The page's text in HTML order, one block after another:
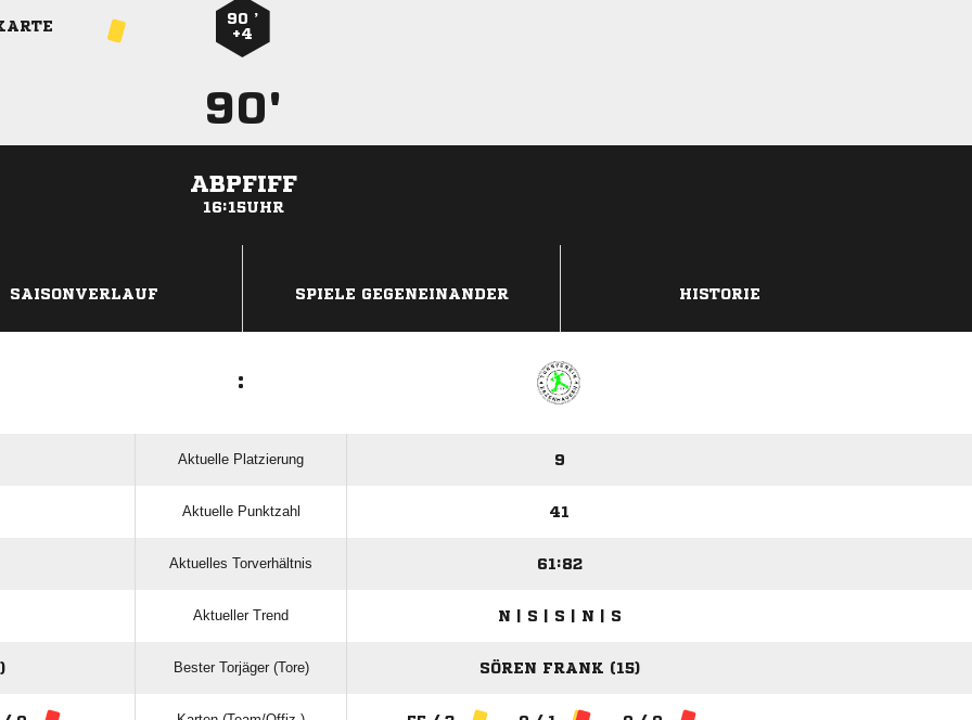
90 ’
+4
90'
ABPFIFF
16:15UHR
SAISONVERLAUF SPIELE GEGENEINANDER HISTORIE
:
Aktuelle Platzierung 9
Aktuelle Punktzahl 41
Aktuelles Torverhältnis 61:82
Aktueller Trend N | S | S | N | S
Bester Torjäger (Tore) SÖREN FRANK (15)